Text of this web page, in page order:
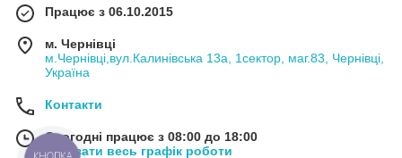
Працює з 06.10.2015
м. Чернівці
м.Чернівці,вул.Калинівська 13а, 1сектор, маг.83, Чернівці,
Україна
Контакти
Сьогодні працює з 08:00 до 18:00
Показати весь графік роботи